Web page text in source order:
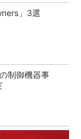
」3選
制御機器事